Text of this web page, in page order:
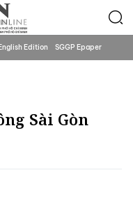
Edition SGGP Epaper
Sài Gòn